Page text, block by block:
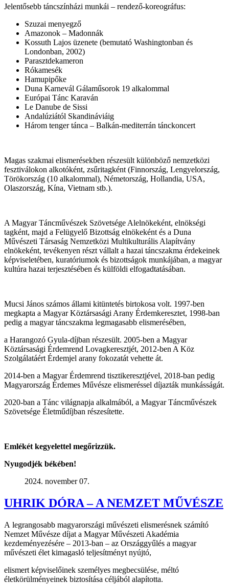
Jelentősebb táncszínházi munkái – rendező-koreográfus:
Szuzai menyegző
Amazonok – Madonnák
Kossuth Lajos üzenete (bemutató Washingtonban és
Londonban, 2002)
Parasztdekameron
Rókamesék
Hamupipőke
Duna Karnevál Gálaműsorok 19 alkalommal
Európai Tánc Karaván
Le Danube de Sissi
Andalúziától Skandináviáig
Három tenger tánca – Balkán-mediterrán tánckoncert
Magas szakmai elismerésekben részesült különböző nemzetközi
fesztiválokon alkotóként, zsűritagként (Finnország, Lengyelország,
Törökország (10 alkalommal), Németország, Hollandia, USA,
Olaszország, Kína, Vietnam stb.).
A Magyar Táncművészek Szövetsége Alelnökeként, elnökségi
tagként, majd a Felügyelő Bizottság elnökeként és a Duna
Művészeti Társaság Nemzetközi Multikulturális Alapítvány
elnökeként, tevékenyen részt vállalt a hazai táncszakma érdekeinek
képviseletében, kuratóriumok és bizottságok munkájában, a magyar
kultúra hazai terjesztésében és külföldi elfogadtatásában.
Mucsi János számos állami kitüntetés birtokosa volt. 1997-ben
megkapta a Magyar Köztársasági Arany Érdemkeresztet, 1998-ban
pedig a magyar táncszakma legmagasabb elismerésében,
a Harangozó Gyula-díjban részesült. 2005-ben a Magyar
Köztársasági Érdemrend Lovagkeresztjét, 2012-ben A Köz
Szolgálatáért Érdemjel arany fokozatát vehette át.
2014-ben a Magyar Érdemrend tisztikeresztjével, 2018-ban pedig
Magyarország Érdemes Művésze elismeréssel díjazták munkásságát.
2020-ban a Tánc világnapja alkalmából, a Magyar Táncművészek
Szövetsége Életműdíjban részesítette.
Emlékét kegyelettel megőrizzük.
Nyugodjék békében!
2024. november 07.
UHRIK DÓRA – A NEMZET MŰVÉSZE
A legrangosabb magyarországi művészeti elismerésnek számító
Nemzet Művésze díjat a Magyar Művészeti Akadémia
kezdeményezésére – 2013-ban – az Országgyűlés a magyar
művészeti élet kimagasló teljesítményt nyújtó,
elismert képviselőinek személyes megbecsülése, méltó
életkörülményeinek biztosítása céljából alapította.